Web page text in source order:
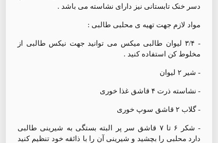
دسر خنک تابستانی نیز دارای نشاسته می باشد .
مواد لازم جهت تهیه ی محلبی طالبی :
- ۳/۴ لیوان طالبی میکس می توانید جهت نیکس طالبی از
مخلوط کن استفاده کنید .
- شیر ۲ لیوان
- نشاسته ذرت ۴ قاشق غذا خوری
- گلاب ۲ قاشق سوپ خوری
- شکر ۶ تا ۷ قاشق سر پر البته بستگی به شیرینی طالبی
دارد محلبی را بچشید و شیرینی آن را با ذائقه خود تنظیم کنید